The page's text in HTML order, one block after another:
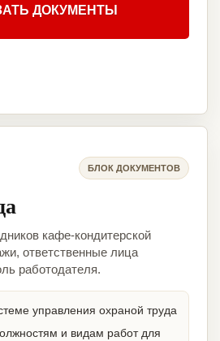
ДОКУМЕНТЫ
БЛОК ДОКУМЕНТОВ
кафе-кондитерской
ответственные лица
работодателя.
управления охраной труда
и видам работ для